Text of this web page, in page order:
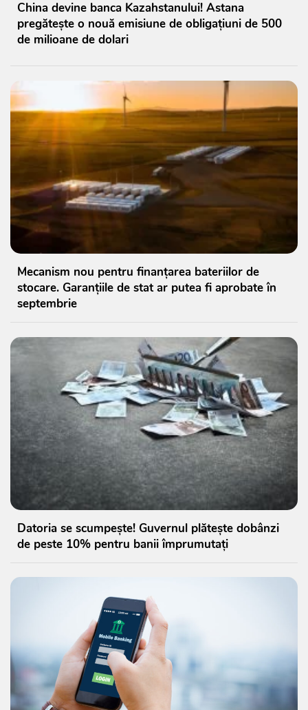
China devine banca Kazahstanului! Astana
pregătește o nouă emisiune de obligațiuni de 500
de milioane de dolari
Mecanism nou pentru finanțarea bateriilor de
stocare. Garanțiile de stat ar putea fi aprobate în
septembrie
Datoria se scumpește! Guvernul plătește dobânzi
de peste 10% pentru banii împrumutați